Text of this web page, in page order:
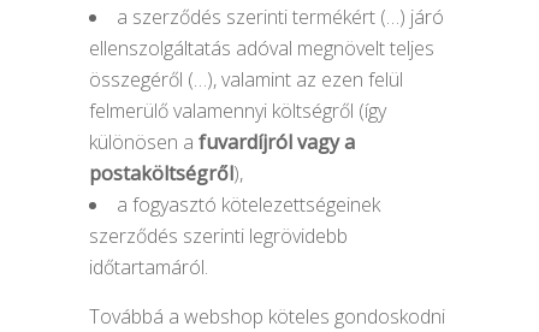
a szerződés szerinti termékért (…) járó
ellenszolgáltatás adóval megnövelt teljes
összegéről (…), valamint az ezen felül
felmerülő valamennyi költségről (így
különösen a fuvardíjról vagy a
postaköltségről),
a fogyasztó kötelezettségeinek
szerződés szerinti legrövidebb
időtartamáról.
Továbbá a webshop köteles gondoskodni